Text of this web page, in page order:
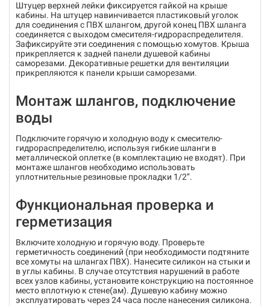
Штуцер верхней лейки фиксируется гайкой на крыше
кабины. На штуцер навинчивается пластиковый уголок
для соединения с ПВХ шлангом, другой конец ПВХ шланга
соединяется с выходом смесителя-гидрораспределителя.
Зафиксируйте эти соединения с помощью хомутов. Крыша
прикрепляется к задней панели душевой кабины
саморезами. Декоративные решетки для вентиляции
прикрепляются к панели крыши саморезами.
Монтаж шлангов, подключение
воды
Подключите горячую и холодную воду к смесителю-
гидрораспределителю, используя гибкие шланги в
металлической оплетке (в комплектацию не входят). При
монтаже шлангов необходимо использовать
уплотнительные резиновые прокладки 1/2’’.
Функциональная проверка и
герметизация
Включите холодную и горячую воду. Проверьте
герметичность соединений (при необходимости подтяните
все хомуты на шлангах ПВХ). Нанесите силикон на стыки и
в углы кабины. В случае отсутствия нарушений в работе
всех узлов кабины, установите конструкцию на постоянное
место вплотную к стене(ам). Душевую кабину можно
эксплуатировать через 24 часа после нанесения силикона.